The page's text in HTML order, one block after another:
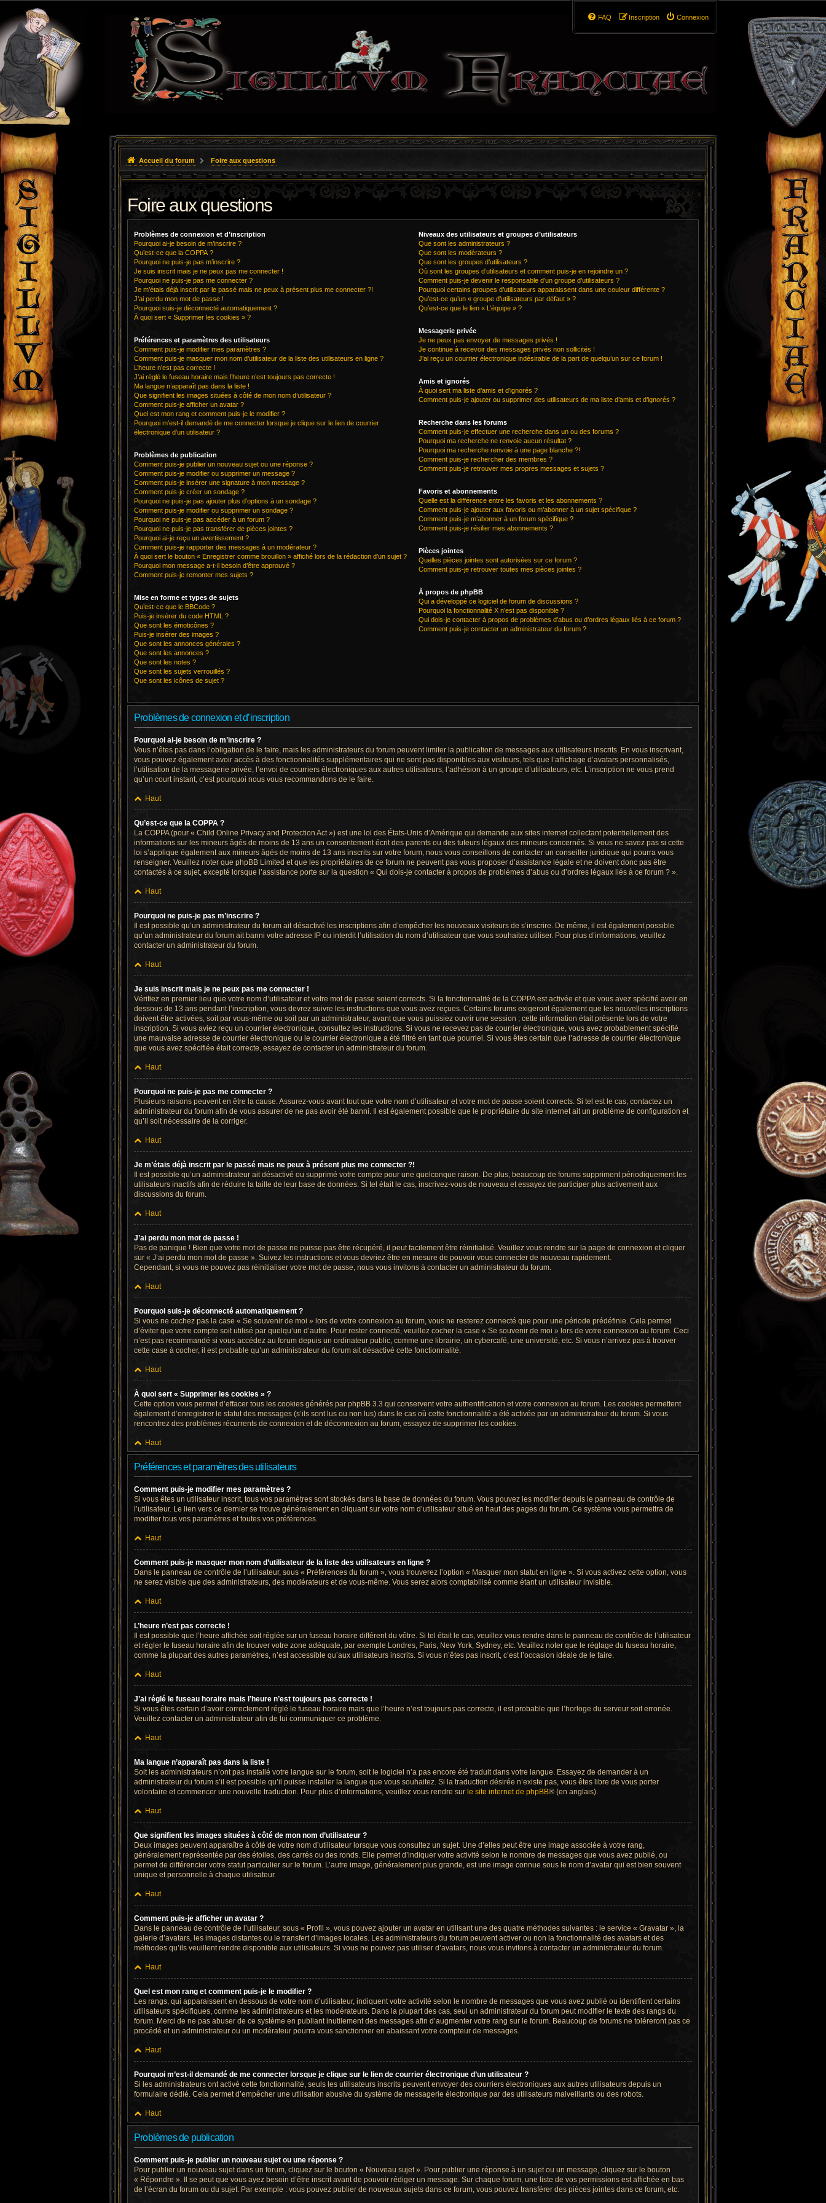
Connexion
Inscription
FAQ
Accueil du forum Foire aux questions
Foire aux questions
Problèmes de connexion et d’inscription
Pourquoi ai-je besoin de m’inscrire ?
Qu’est-ce que la COPPA ?
Pourquoi ne puis-je pas m’inscrire ?
Je suis inscrit mais je ne peux pas me connecter !
Pourquoi ne puis-je pas me connecter ?
Je m’étais déjà inscrit par le passé mais ne peux à présent plus me connecter ?!
J’ai perdu mon mot de passe !
Pourquoi suis-je déconnecté automatiquement ?
À quoi sert « Supprimer les cookies » ?
Préférences et paramètres des utilisateurs
Comment puis-je modifier mes paramètres ?
Comment puis-je masquer mon nom d’utilisateur de la liste des utilisateurs en ligne ?
L’heure n’est pas correcte !
J’ai réglé le fuseau horaire mais l’heure n’est toujours pas correcte !
Ma langue n’apparaît pas dans la liste !
Que signifient les images situées à côté de mon nom d’utilisateur ?
Comment puis-je afficher un avatar ?
Quel est mon rang et comment puis-je le modifier ?
Pourquoi m’est-il demandé de me connecter lorsque je clique sur le lien de courrier
électronique d’un utilisateur ?
Problèmes de publication
Comment puis-je publier un nouveau sujet ou une réponse ?
Comment puis-je modifier ou supprimer un message ?
Comment puis-je insérer une signature à mon message ?
Comment puis-je créer un sondage ?
Pourquoi ne puis-je pas ajouter plus d’options à un sondage ?
Comment puis-je modifier ou supprimer un sondage ?
Pourquoi ne puis-je pas accéder à un forum ?
Pourquoi ne puis-je pas transférer de pièces jointes ?
Pourquoi ai-je reçu un avertissement ?
Comment puis-je rapporter des messages à un modérateur ?
À quoi sert le bouton « Enregistrer comme brouillon » affiché lors de la rédaction d’un sujet ?
Pourquoi mon message a-t-il besoin d’être approuvé ?
Comment puis-je remonter mes sujets ?
Mise en forme et types de sujets
Qu’est-ce que le BBCode ?
Puis-je insérer du code HTML ?
Que sont les émoticônes ?
Puis-je insérer des images ?
Que sont les annonces générales ?
Que sont les annonces ?
Que sont les notes ?
Que sont les sujets verrouillés ?
Que sont les icônes de sujet ?
Niveaux des utilisateurs et groupes d’utilisateurs
Que sont les administrateurs ?
Que sont les modérateurs ?
Que sont les groupes d’utilisateurs ?
Où sont les groupes d’utilisateurs et comment puis-je en rejoindre un ?
Comment puis-je devenir le responsable d’un groupe d’utilisateurs ?
Pourquoi certains groupes d’utilisateurs apparaissent dans une couleur différente ?
Qu’est-ce qu’un « groupe d’utilisateurs par défaut » ?
Qu’est-ce que le lien « L’équipe » ?
Messagerie privée
Je ne peux pas envoyer de messages privés !
Je continue à recevoir des messages privés non sollicités !
J’ai reçu un courrier électronique indésirable de la part de quelqu’un sur ce forum !
Amis et ignorés
À quoi sert ma liste d’amis et d’ignorés ?
Comment puis-je ajouter ou supprimer des utilisateurs de ma liste d’amis et d’ignorés ?
Recherche dans les forums
Comment puis-je effectuer une recherche dans un ou des forums ?
Pourquoi ma recherche ne renvoie aucun résultat ?
Pourquoi ma recherche renvoie à une page blanche ?!
Comment puis-je rechercher des membres ?
Comment puis-je retrouver mes propres messages et sujets ?
Favoris et abonnements
Quelle est la différence entre les favoris et les abonnements ?
Comment puis-je ajouter aux favoris ou m’abonner à un sujet spécifique ?
Comment puis-je m’abonner à un forum spécifique ?
Comment puis-je résilier mes abonnements ?
Pièces jointes
Quelles pièces jointes sont autorisées sur ce forum ?
Comment puis-je retrouver toutes mes pièces jointes ?
À propos de phpBB
Qui a développé ce logiciel de forum de discussions ?
Pourquoi la fonctionnalité X n’est pas disponible ?
Qui dois-je contacter à propos de problèmes d’abus ou d’ordres légaux liés à ce forum ?
Comment puis-je contacter un administrateur du forum ?
Problèmes de connexion et d’inscription
Pourquoi ai-je besoin de m’inscrire ?
Vous n’êtes pas dans l’obligation de le faire, mais les administrateurs du forum peuvent limiter la publication de messages aux utilisateurs inscrits. En vous inscrivant,
vous pouvez également avoir accès à des fonctionnalités supplémentaires qui ne sont pas disponibles aux visiteurs, tels que l’affichage d’avatars personnalisés,
l’utilisation de la messagerie privée, l’envoi de courriers électroniques aux autres utilisateurs, l’adhésion à un groupe d’utilisateurs, etc. L’inscription ne vous prend
qu’un court instant, c’est pourquoi nous vous recommandons de le faire.
Haut
Qu’est-ce que la COPPA ?
La COPPA (pour « Child Online Privacy and Protection Act ») est une loi des États-Unis d’Amérique qui demande aux sites internet collectant potentiellement des
informations sur les mineurs âgés de moins de 13 ans un consentement écrit des parents ou des tuteurs légaux des mineurs concernés. Si vous ne savez pas si cette
loi s’applique également aux mineurs âgés de moins de 13 ans inscrits sur votre forum, nous vous conseillons de contacter un conseiller juridique qui pourra vous
renseigner. Veuillez noter que phpBB Limited et que les propriétaires de ce forum ne peuvent pas vous proposer d’assistance légale et ne doivent donc pas être
contactés à ce sujet, excepté lorsque l’assistance porte sur la question « Qui dois-je contacter à propos de problèmes d’abus ou d’ordres légaux liés à ce forum ? ».
Haut
Pourquoi ne puis-je pas m’inscrire ?
Il est possible qu’un administrateur du forum ait désactivé les inscriptions afin d’empêcher les nouveaux visiteurs de s’inscrire. De même, il est également possible
qu’un administrateur du forum ait banni votre adresse IP ou interdit l’utilisation du nom d’utilisateur que vous souhaitez utiliser. Pour plus d’informations, veuillez
contacter un administrateur du forum.
Haut
Je suis inscrit mais je ne peux pas me connecter !
Vérifiez en premier lieu que votre nom d’utilisateur et votre mot de passe soient corrects. Si la fonctionnalité de la COPPA est activée et que vous avez spécifié avoir en
dessous de 13 ans pendant l’inscription, vous devrez suivre les instructions que vous avez reçues. Certains forums exigeront également que les nouvelles inscriptions
doivent être activées, soit par vous-même ou soit par un administrateur, avant que vous puissiez ouvrir une session ; cette information était présente lors de votre
inscription. Si vous aviez reçu un courrier électronique, consultez les instructions. Si vous ne recevez pas de courrier électronique, vous avez probablement spécifié
une mauvaise adresse de courrier électronique ou le courrier électronique a été filtré en tant que pourriel. Si vous êtes certain que l’adresse de courrier électronique
que vous avez spécifiée était correcte, essayez de contacter un administrateur du forum.
Haut
Pourquoi ne puis-je pas me connecter ?
Plusieurs raisons peuvent en être la cause. Assurez-vous avant tout que votre nom d’utilisateur et votre mot de passe soient corrects. Si tel est le cas, contactez un
administrateur du forum afin de vous assurer de ne pas avoir été banni. Il est également possible que le propriétaire du site internet ait un problème de configuration et
qu’il soit nécessaire de la corriger.
Haut
Je m’étais déjà inscrit par le passé mais ne peux à présent plus me connecter ?!
Il est possible qu’un administrateur ait désactivé ou supprimé votre compte pour une quelconque raison. De plus, beaucoup de forums suppriment périodiquement les
utilisateurs inactifs afin de réduire la taille de leur base de données. Si tel était le cas, inscrivez-vous de nouveau et essayez de participer plus activement aux
discussions du forum.
Haut
J’ai perdu mon mot de passe !
Pas de panique ! Bien que votre mot de passe ne puisse pas être récupéré, il peut facilement être réinitialisé. Veuillez vous rendre sur la page de connexion et cliquer
sur « J’ai perdu mon mot de passe ». Suivez les instructions et vous devriez être en mesure de pouvoir vous connecter de nouveau rapidement.
Cependant, si vous ne pouvez pas réinitialiser votre mot de passe, nous vous invitons à contacter un administrateur du forum.
Haut
Pourquoi suis-je déconnecté automatiquement ?
Si vous ne cochez pas la case « Se souvenir de moi » lors de votre connexion au forum, vous ne resterez connecté que pour une période prédéfinie. Cela permet
d’éviter que votre compte soit utilisé par quelqu’un d’autre. Pour rester connecté, veuillez cocher la case « Se souvenir de moi » lors de votre connexion au forum. Ceci
n’est pas recommandé si vous accédez au forum depuis un ordinateur public, comme une librairie, un cybercafé, une université, etc. Si vous n’arrivez pas à trouver
cette case à cocher, il est probable qu’un administrateur du forum ait désactivé cette fonctionnalité.
Haut
À quoi sert « Supprimer les cookies » ?
Cette option vous permet d’effacer tous les cookies générés par phpBB 3.3 qui conservent votre authentification et votre connexion au forum. Les cookies permettent
également d’enregistrer le statut des messages (s’ils sont lus ou non lus) dans le cas où cette fonctionnalité a été activée par un administrateur du forum. Si vous
rencontrez des problèmes récurrents de connexion et de déconnexion au forum, essayez de supprimer les cookies.
Haut
Préférences et paramètres des utilisateurs
Comment puis-je modifier mes paramètres ?
Si vous êtes un utilisateur inscrit, tous vos paramètres sont stockés dans la base de données du forum. Vous pouvez les modifier depuis le panneau de contrôle de
l’utilisateur. Le lien vers ce dernier se trouve généralement en cliquant sur votre nom d’utilisateur situé en haut des pages du forum. Ce système vous permettra de
modifier tous vos paramètres et toutes vos préférences.
Haut
Comment puis-je masquer mon nom d’utilisateur de la liste des utilisateurs en ligne ?
Dans le panneau de contrôle de l’utilisateur, sous « Préférences du forum », vous trouverez l’option « Masquer mon statut en ligne ». Si vous activez cette option, vous
ne serez visible que des administrateurs, des modérateurs et de vous-même. Vous serez alors comptabilisé comme étant un utilisateur invisible.
Haut
L’heure n’est pas correcte !
Il est possible que l’heure affichée soit réglée sur un fuseau horaire différent du vôtre. Si tel était le cas, veuillez vous rendre dans le panneau de contrôle de l’utilisateur
et régler le fuseau horaire afin de trouver votre zone adéquate, par exemple Londres, Paris, New York, Sydney, etc. Veuillez noter que le réglage du fuseau horaire,
comme la plupart des autres paramètres, n’est accessible qu’aux utilisateurs inscrits. Si vous n’êtes pas inscrit, c’est l’occasion idéale de le faire.
Haut
J’ai réglé le fuseau horaire mais l’heure n’est toujours pas correcte !
Si vous êtes certain d’avoir correctement réglé le fuseau horaire mais que l’heure n’est toujours pas correcte, il est probable que l’horloge du serveur soit erronée.
Veuillez contacter un administrateur afin de lui communiquer ce problème.
Haut
Ma langue n’apparaît pas dans la liste !
Soit les administrateurs n’ont pas installé votre langue sur le forum, soit le logiciel n’a pas encore été traduit dans votre langue. Essayez de demander à un
administrateur du forum s’il est possible qu’il puisse installer la langue que vous souhaitez. Si la traduction désirée n’existe pas, vous êtes libre de vous porter
volontaire et commencer une nouvelle traduction. Pour plus d’informations, veuillez vous rendre sur le site internet de phpBB® (en anglais).
Haut
Que signifient les images situées à côté de mon nom d’utilisateur ?
Deux images peuvent apparaître à côté de votre nom d’utilisateur lorsque vous consultez un sujet. Une d’elles peut être une image associée à votre rang,
généralement représentée par des étoiles, des carrés ou des ronds. Elle permet d’indiquer votre activité selon le nombre de messages que vous avez publié, ou
permet de différencier votre statut particulier sur le forum. L’autre image, généralement plus grande, est une image connue sous le nom d’avatar qui est bien souvent
unique et personnelle à chaque utilisateur.
Haut
Comment puis-je afficher un avatar ?
Dans le panneau de contrôle de l’utilisateur, sous « Profil », vous pouvez ajouter un avatar en utilisant une des quatre méthodes suivantes : le service « Gravatar », la
galerie d’avatars, les images distantes ou le transfert d’images locales. Les administrateurs du forum peuvent activer ou non la fonctionnalité des avatars et des
méthodes qu’ils veuillent rendre disponible aux utilisateurs. Si vous ne pouvez pas utiliser d’avatars, nous vous invitons à contacter un administrateur du forum.
Haut
Quel est mon rang et comment puis-je le modifier ?
Les rangs, qui apparaissent en dessous de votre nom d’utilisateur, indiquent votre activité selon le nombre de messages que vous avez publié ou identifient certains
utilisateurs spécifiques, comme les administrateurs et les modérateurs. Dans la plupart des cas, seul un administrateur du forum peut modifier le texte des rangs du
forum. Merci de ne pas abuser de ce système en publiant inutilement des messages afin d’augmenter votre rang sur le forum. Beaucoup de forums ne toléreront pas ce
procédé et un administrateur ou un modérateur pourra vous sanctionner en abaissant votre compteur de messages.
Haut
Pourquoi m’est-il demandé de me connecter lorsque je clique sur le lien de courrier électronique d’un utilisateur ?
Si les administrateurs ont activé cette fonctionnalité, seuls les utilisateurs inscrits peuvent envoyer des courriers électroniques aux autres utilisateurs depuis un
formulaire dédié. Cela permet d’empêcher une utilisation abusive du système de messagerie électronique par des utilisateurs malveillants ou des robots.
Haut
Problèmes de publication
Comment puis-je publier un nouveau sujet ou une réponse ?
Pour publier un nouveau sujet dans un forum, cliquez sur le bouton « Nouveau sujet ». Pour publier une réponse à un sujet ou un message, cliquez sur le bouton
« Répondre ». Il se peut que vous ayez besoin d’être inscrit avant de pouvoir rédiger un message. Sur chaque forum, une liste de vos permissions est affichée en bas
de l’écran du forum ou du sujet. Par exemple : vous pouvez publier de nouveaux sujets dans ce forum, vous pouvez transférer des pièces jointes dans ce forum, etc.